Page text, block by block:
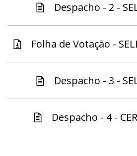
Despacho - 2 -
Folha de Votação -
Despacho - 3 -
Despacho - 4 -